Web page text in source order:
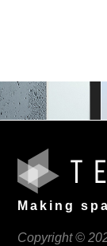
Making
Copyright ©